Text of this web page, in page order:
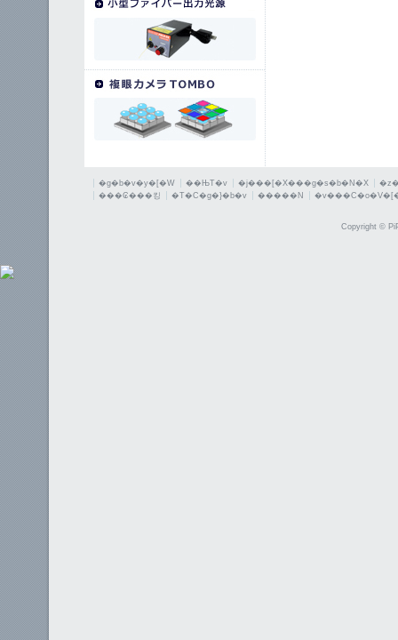
�g�b�v�y�[�W ��ЊT�v �j���[�X���g�s�b�N�X
���₢���킹
�T�C�g�}�b�v �����N
Copyright ©